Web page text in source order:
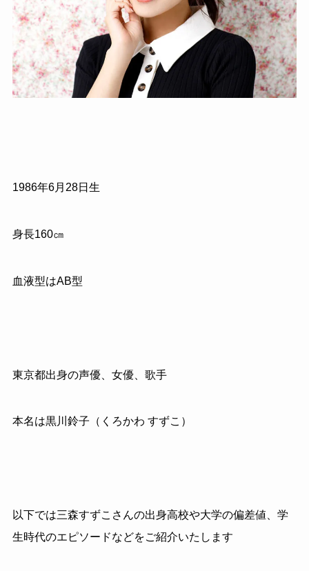
1986年6月28日生
身長160㎝
血液型はAB型
東京都出身の声優、女優、歌手
本名は黒川鈴子（くろかわ すずこ）
以下では三森すずこさんの出身高校や大学の偏差値、学
生時代のエピソードなどをご紹介いたします